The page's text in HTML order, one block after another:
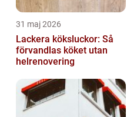
31 maj 2026
Lackera köksluckor: Så
förvandlas köket utan
helrenovering